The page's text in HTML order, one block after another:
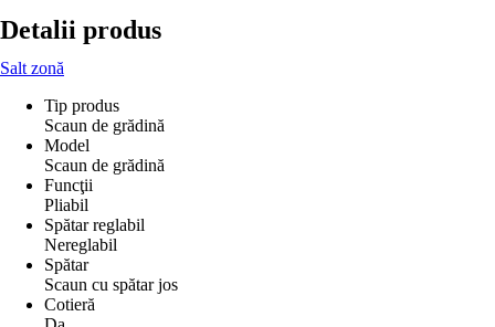
Detalii produs
Salt zonă
Tip produs
Scaun de grădină
Model
Scaun de grădină
Funcţii
Pliabil
Spătar reglabil
Nereglabil
Spătar
Scaun cu spătar jos
Cotieră